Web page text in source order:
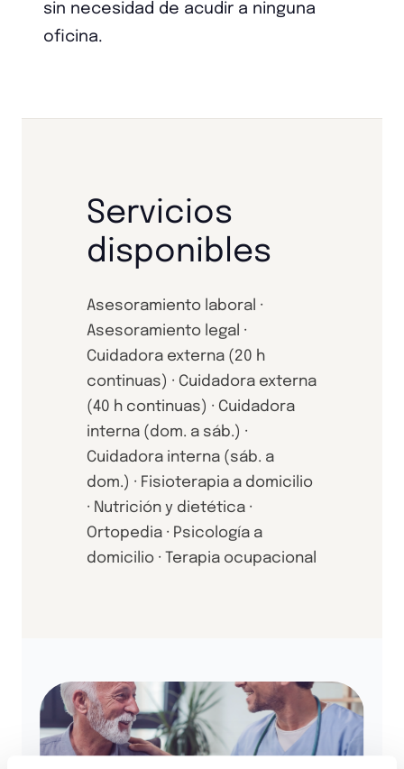
sin necesidad de acudir a ninguna
oficina.
Servicios
disponibles
Asesoramiento laboral ·
Asesoramiento legal ·
Cuidadora externa (20 h
continuas) · Cuidadora externa
(40 h continuas) · Cuidadora
interna (dom. a sáb.) ·
Cuidadora interna (sáb. a
dom.) · Fisioterapia a domicilio
· Nutrición y dietética ·
Ortopedia · Psicología a
domicilio · Terapia ocupacional